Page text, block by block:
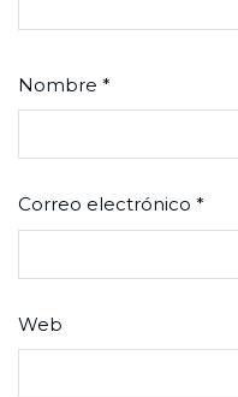
Nombre *
Correo electrónico *
Web